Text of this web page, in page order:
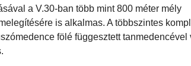
a V.30-ban több mint 800 méter mély
is alkalmas. A többszintes
fölé függesztett tanmedencével